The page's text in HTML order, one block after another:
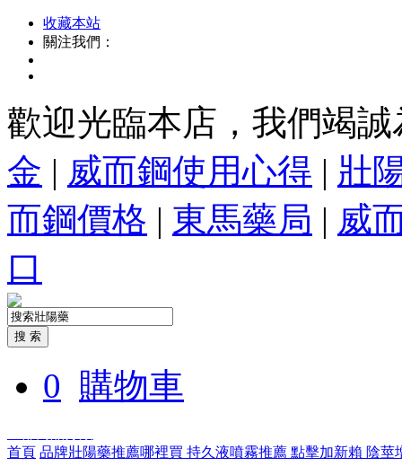
收藏本站
關注我們：
歡迎光臨本店，我們竭
金 | 威而鋼使用心得 | 壯
而鋼價格 | 東馬藥局 | 威
口
0 購物車
首頁 品牌壯陽藥推薦哪裡買 持久液噴霧推薦 點擊加新賴 陰莖